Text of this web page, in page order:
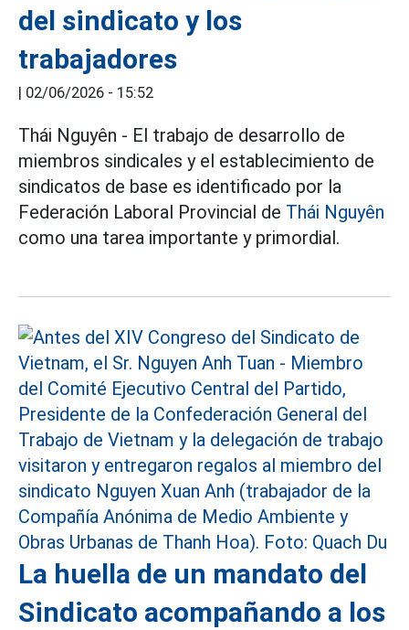
del sindicato y los
trabajadores
| 02/06/2026 - 15:52
Thái Nguyên - El trabajo de desarrollo de
miembros sindicales y el establecimiento de
sindicatos de base es identificado por la
Federación Laboral Provincial de Thái Nguyên
como una tarea importante y primordial.
La huella de un mandato del
Sindicato acompañando a los